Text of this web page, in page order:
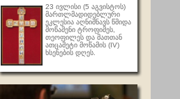
23 ივლისი (5 აგვისტოს)
მართლმადიდებლური
ეკლესია აღნიშნავს წმიდა
მოწამენი ტროფიმეს,
თეოფილეს და მათთან
ათცამეტი მოწამის (IV)
ხსენების დღეს.